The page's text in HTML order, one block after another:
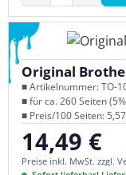
Original
■ Artikelnummer: TO-
■ für ca. 260 Seiten
■ Preis/100 Seiten:
Regulärer Preis:
14,49 €
Preise inkl. MwSt. zzgl.